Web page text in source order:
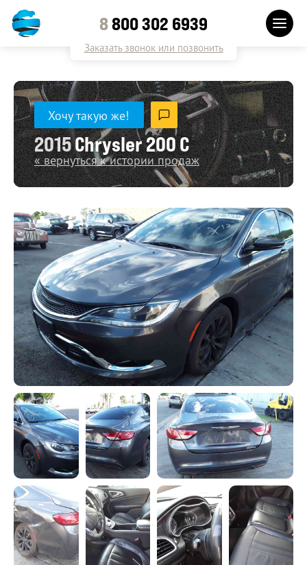
8800 302 6939
Заказать звонок или позвонить
2015Chrysler 200 C
« вернуться к истории продаж
Хочу такую же!